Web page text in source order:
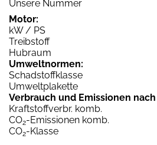
Unsere Nummer
Motor:
kW / PS
Treibstoff
Hubraum
Umweltnormen:
Schadstoffklasse
Umweltplakette
Verbrauch und Emissionen nach
Kraftstoffverbr. komb.
CO2-Emissionen komb.
CO2-Klasse